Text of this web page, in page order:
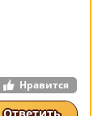
Нравится